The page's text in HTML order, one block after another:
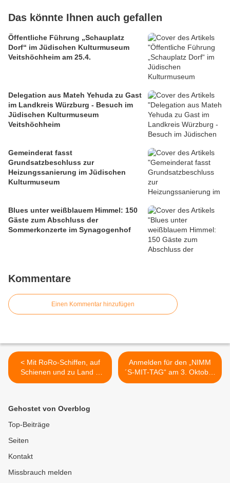
Das könnte Ihnen auch gefallen
Öffentliche Führung „Schauplatz
Dorf“ im Jüdischen Kulturmuseum
Veitshöchheim am 25.4.
Delegation aus Mateh Yehuda zu Gast
im Landkreis Würzburg - Besuch im
Jüdischen Kulturmuseum
Veitshöchheim
Gemeinderat fasst
Grundsatzbeschluss zur
Heizungssanierung im Jüdischen
Kulturmuseum
Blues unter weißblauem Himmel: 150
Gäste zum Abschluss der
Sommerkonzerte im Synagogenhof
Kommentare
Einen Kommentar hinzufügen
< Mit RoRo-Schiffen, auf
Schienen und zu Land –
Panzergrenadierbrigade 37
Anmelden für den „NIMM
´S-MIT-TAG“ am 3. Oktober
in Veitshöchheim >
Gehostet von Overblog
Top-Beiträge
Seiten
Kontakt
Missbrauch melden